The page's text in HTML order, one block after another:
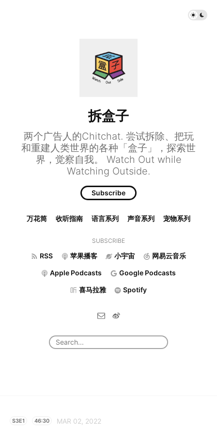
拆盒子
两个广告人的Chitchat. 尝试拆除、把玩
和重建人类世界的各种「盒子」，探索世
界，觉察自我。 Watch Out while
Watching Outside.
Subscribe
万花筒 收听指南 语言系列 声音系列 宠物系列
SUBSCRIBE
RSS 苹果播客 小宇宙 网易云音乐
Apple Podcasts Google Podcasts
喜马拉雅 Spotify
S3E1 46:30 MAR 02, 2022